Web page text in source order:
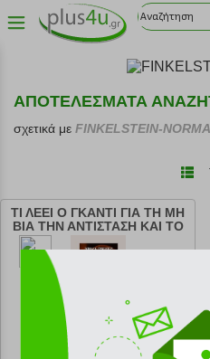
ΑΠΟΤΕΛΕΣΜΑΤΑ
σχετικά με FINKELSTEIN-
ΤΙ ΛΕΕΙ Ο ΓΚΑΝΤΙ ΓΙΑ ΤΗ ΜΗ
ΒΙΑ ΤΗΝ ΑΝΤΙΣΤΑΣΗ ΚΑΙ ΤΟ
ΘΑΡΡΟΣ
κωδ. 108215290
9.99 €